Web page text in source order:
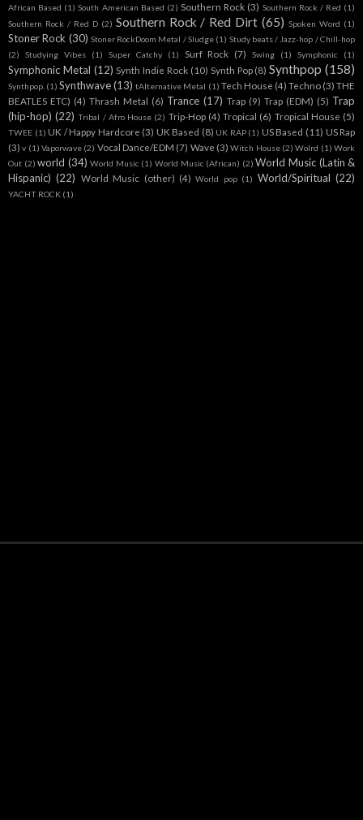
African Based (1) South American Based (2) Southern Rock (3) Southern Rock / Red (1)
Southern Rock / Red D (2) Southern Rock / Red Dirt (65) Spoken Word (1)
Stoner Rock (30) Stoner RockDoom Metal / Sludge (1) Study beats / Jazz-hop / Chill-hop
(2)
Studying Vibes (1) Super Catchy (1) Surf Rock (7) Swing (1) Symphonic (1)
Symphonic Metal (12) Synth Indie Rock (10) Synth Pop (8) Synthpop (158)
Synthpop. (1) Synthwave (13) tAlternative Metal (1) Tech House (4) Techno (3) THE
BEATLES ETC) (4) Thrash Metal (6) Trance (17) Trap (9) Trap (EDM) (5) Trap
(hip-hop) (22) Tribal / Afro House (2) Trip-Hop (4) Tropical (6) Tropical House (5)
TWEE (1) UK / Happy Hardcore (3) UK Based (8) UK RAP (1) US Based (11) US Rap
(3) v (1) Vaporwave (2) Vocal Dance/EDM (7) Wave (3) Witch House (2) Wolrd (1) Work
Out (2) world (34) World Music (1) World Music (African) (2) World Music (Latin &
Hispanic) (22) World Music (other) (4) World pop (1) World/Spiritual (22)
YACHT ROCK (1)